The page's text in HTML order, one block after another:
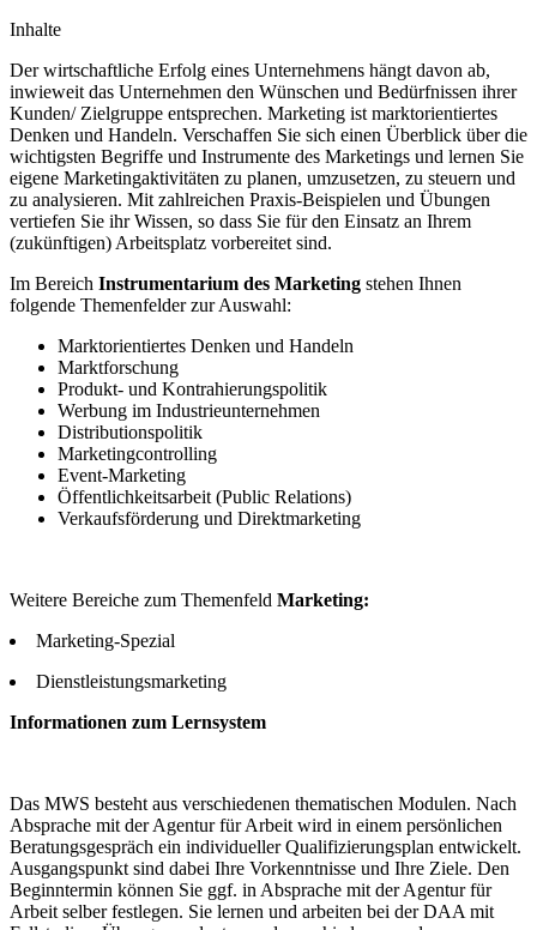
Inhalte
Der wirtschaftliche Erfolg eines Unternehmens hängt davon ab,
inwieweit das Unternehmen den Wünschen und Bedürfnissen ihrer
Kunden/ Zielgruppe entsprechen. Marketing ist marktorientiertes
Denken und Handeln. Verschaffen Sie sich einen Überblick über die
wichtigsten Begriffe und Instrumente des Marketings und lernen Sie
eigene Marketingaktivitäten zu planen, umzusetzen, zu steuern und
zu analysieren. Mit zahlreichen Praxis-Beispielen und Übungen
vertiefen Sie ihr Wissen, so dass Sie für den Einsatz an Ihrem
(zukünftigen) Arbeitsplatz vorbereitet sind.
Im Bereich Instrumentarium des Marketing stehen Ihnen
folgende Themenfelder zur Auswahl:
Marktorientiertes Denken und Handeln
Marktforschung
Produkt- und Kontrahierungspolitik
Werbung im Industrieunternehmen
Distributionspolitik
Marketingcontrolling
Event-Marketing
Öffentlichkeitsarbeit (Public Relations)
Verkaufsförderung und Direktmarketing
Weitere Bereiche zum Themenfeld Marketing:
Marketing-Spezial
Dienstleistungsmarketing
Informationen zum Lernsystem
Das MWS besteht aus verschiedenen thematischen Modulen. Nach
Absprache mit der Agentur für Arbeit wird in einem persönlichen
Beratungsgespräch ein individueller Qualifizierungsplan entwickelt.
Ausgangspunkt sind dabei Ihre Vorkenntnisse und Ihre Ziele. Den
Beginntermin können Sie ggf. in Absprache mit der Agentur für
Arbeit selber festlegen. Sie lernen und arbeiten bei der DAA mit